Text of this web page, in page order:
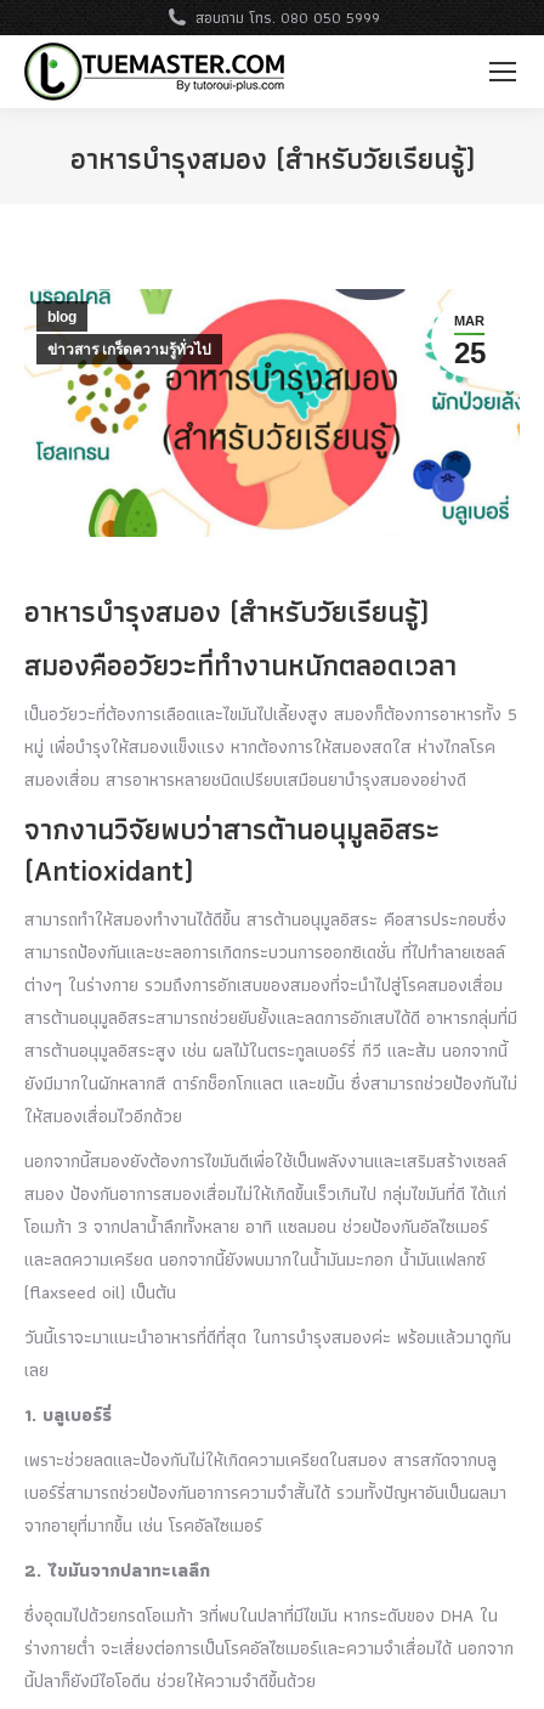
สอบถาม โทร. 080 050 5999
อาหารบำรุงสมอง (สำหรับวัยเรียนรู้)
MAR
25
blog
ข่าวสาร เกร็ดความรู้ทั่วไป
อาหารบำรุงสมอง (สำหรับวัยเรียนรู้)
สมองคืออวัยวะที่ทำงานหนักตลอดเวลา
เป็นอวัยวะที่ต้องการเลือดและไขมันไปเลี้ยงสูง สมองก็ต้องการอาหารทั้ง 5
หมู่ เพื่อบำรุงให้สมองแข็งแรง หากต้องการให้สมองสดใส ห่างไกลโรค
สมองเสื่อม สารอาหารหลายชนิดเปรียบเสมือนยาบำรุงสมองอย่างดี
จากงานวิจัยพบว่าสารต้านอนุมูลอิสระ
(Antioxidant)
สามารถทำให้สมองทำงานได้ดีขึ้น สารต้านอนุมูลอิสระ คือสารประกอบซึ่ง
สามารถป้องกันและชะลอการเกิดกระบวนการออกซิเดชั่น ที่ไปทำลายเซลล์
ต่างๆ ในร่างกาย รวมถึงการอักเสบของสมองที่จะนำไปสู่โรคสมองเสื่อม
สารต้านอนุมูลอิสระสามารถช่วยยับยั้งและลดการอักเสบได้ดี อาหารกลุ่มที่มี
สารต้านอนุมูลอิสระสูง เช่น ผลไม้ในตระกูลเบอร์รี่ กีวี และส้ม นอกจากนี้
ยังมีมากในผักหลากสี ดาร์กช็อกโกแลต และขมิ้น ซึ่งสามารถช่วยป้องกันไม่
ให้สมองเสื่อมไวอีกด้วย
นอกจากนี้สมองยังต้องการไขมันดีเพื่อใช้เป็นพลังงานและเสริมสร้างเซลล์
สมอง ป้องกันอาการสมองเสื่อมไม่ให้เกิดขึ้นเร็วเกินไป กลุ่มไขมันที่ดี ได้แก่
โอเมก้า 3 จากปลาน้ำลึกทั้งหลาย อาทิ แซลมอน ช่วยป้องกันอัลไซเมอร์
และลดความเครียด นอกจากนี้ยังพบมากในน้ำมันมะกอก น้ำมันแฟลกซ์
(flaxseed oil) เป็นต้น
วันนี้เราจะมาแนะนำอาหารที่ดีที่สุด ในการบำรุงสมองค่ะ พร้อมแล้วมาดูกัน
เลย
1. บลูเบอร์รี่
เพราะช่วยลดและป้องกันไม่ให้เกิดความเครียดในสมอง สารสกัดจากบลู
เบอร์รี่สามารถช่วยป้องกันอาการความจำสั้นได้ รวมทั้งปัญหาอันเป็นผลมา
จากอายุที่มากขึ้น เช่น โรคอัลไซเมอร์
2. ไขมันจากปลาทะเลลึก
ซึ่งอุดมไปด้วยกรดโอเมก้า 3ที่พบในปลาที่มีไขมัน หากระดับของ DHA ใน
ร่างกายต่ำ จะเสี่ยงต่อการเป็นโรคอัลไซเมอร์และความจำเสื่อมได้ นอกจาก
นี้ปลาก็ยังมีไอโอดีน ช่วยให้ความจำดีขึ้นด้วย